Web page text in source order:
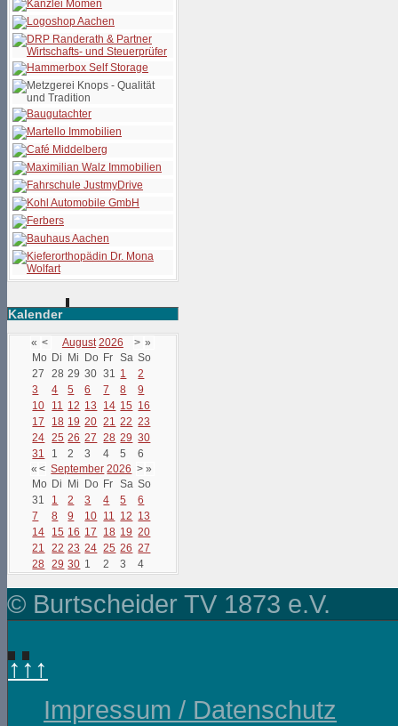
Kalender
« < August 2026 > »
Mo Di Mi Do Fr Sa So
27
28 29 30 31 1
2
3
4 5 6 7 8
9
10
11 12 13 14 15 16
17
18 19 20 21 22 23
24 25 26 27 28 29 30
31
1 2 3 4 5
6
« < September 2026 > »
Mo Di Mi Do Fr Sa So
31
1 2 3 4 5
6
7
8 9 10 11 12 13
14
15 16 17 18 19 20
21
22 23 24 25 26 27
28 29 30 1 2 3 4
© Burtscheider TV 1873 e.V.
↑↑↑
Impressum / Datenschutz